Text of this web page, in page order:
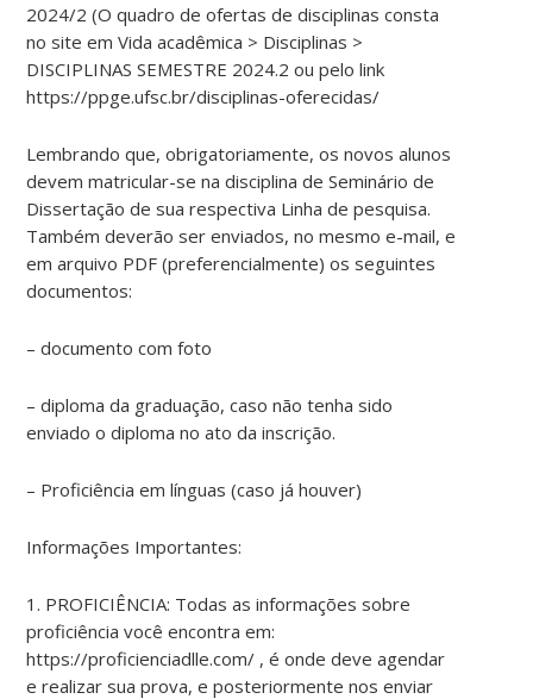
2024/2 (O quadro de ofertas de disciplinas consta
no site em Vida acadêmica > Disciplinas >
DISCIPLINAS SEMESTRE 2024.2 ou pelo link
https://ppge.ufsc.br/disciplinas-oferecidas/
Lembrando que, obrigatoriamente, os novos alunos
devem matricular-se na disciplina de Seminário de
Dissertação de sua respectiva Linha de pesquisa.
Também deverão ser enviados, no mesmo e-mail, e
em arquivo PDF (preferencialmente) os seguintes
documentos:
– documento com foto
– diploma da graduação, caso não tenha sido
enviado o diploma no ato da inscrição.
– Proficiência em línguas (caso já houver)
Informações Importantes:
1. PROFICIÊNCIA: Todas as informações sobre
proficiência você encontra em:
https://proficienciadlle.com/ , é onde deve agendar
e realizar sua prova, e posteriormente nos enviar